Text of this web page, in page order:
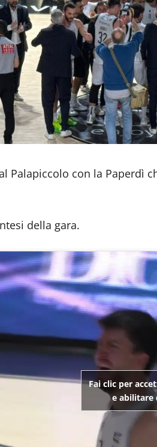
Palapiccolo con la Paperdì
della gara.
Fai clic per
e abilitare